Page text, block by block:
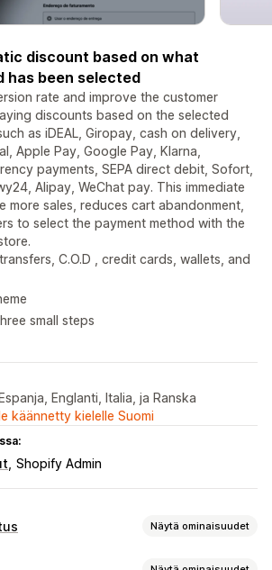
discount based on what
has been selected
rate and improve the customer
discounts based on the selected
as iDEAL, Giropay, cash on delivery,
Apple Pay, Google Pay, Klarna,
payments, SEPA direct debit, Sofort,
Alipay, WeChat pay. This immediate
more sales, reduces cart abandonment,
to select the payment method with the
C.O.D , credit cards, wallets, and
small steps
Englanti, Italia, ja Ranska
käännetty kielelle Suomi
Shopify Admin
Näytä ominaisuudet